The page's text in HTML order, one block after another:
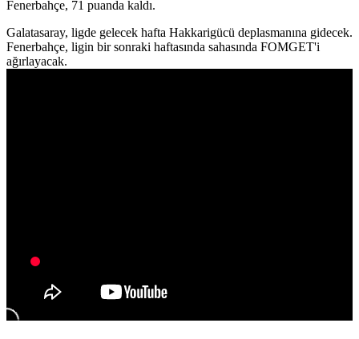
Fenerbahçe, 71 puanda kaldı.
Galatasaray, ligde gelecek hafta Hakkarigücü deplasmanına gidecek.
Fenerbahçe, ligin bir sonraki haftasında sahasında FOMGET'i
ağırlayacak.